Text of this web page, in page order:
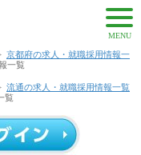
MENU
京都府の求人・就職採用情報一
一覧
流通の求人・就職採用情報一覧
覧